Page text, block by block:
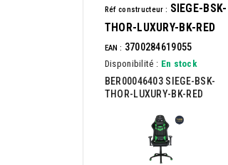
Réf constructeur : SIEGE-BSK-
THOR-LUXURY-BK-RED
EAN : 3700284619055
Disponibilité : En stock
BER00046403 SIEGE-BSK-
THOR-LUXURY-BK-RED